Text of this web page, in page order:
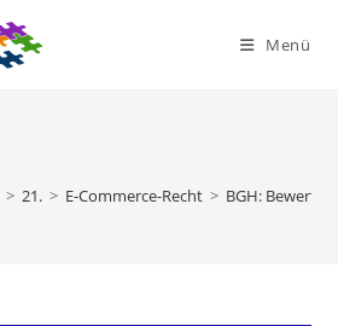
Menü
> 21. > E-Commerce-Recht > BGH: